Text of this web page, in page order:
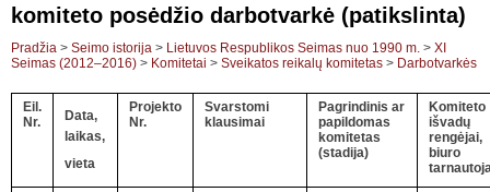
komiteto posėdžio darbotvarkė (patikslinta)
Pradžia > Seimo istorija > Lietuvos Respublikos Seimas nuo 1990 m. > XI
Seimas (2012–2016) > Komitetai > Sveikatos reikalų komitetas > Darbotvarkės
Eil.
Nr.
Data,
laikas,
vieta
Projekto
Nr.
Svarstomi
klausimai
Pagrindinis ar
papildomas
komitetas
(stadija)
Komiteto
išvadų
rengėjai,
biuro